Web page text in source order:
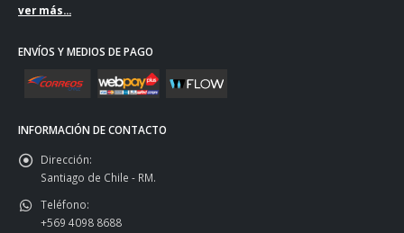
ver más...
ENVÍOS Y MEDIOS DE PAGO
INFORMACIÓN DE CONTACTO
Dirección:
Santiago de Chile - RM.
Teléfono:
+569 4098 8688